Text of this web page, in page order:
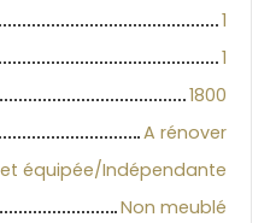
1
1
1800
A rénover
équipée/Indépendante
Non meublé